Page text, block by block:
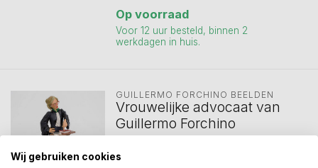
Op voorraad
Voor 12 uur besteld, binnen 2
werkdagen in huis.
GUILLERMO FORCHINO BEELDEN
Vrouwelijke advocaat van
Guillermo Forchino
Forchino is 18 x 17 x 42 cm. Gemaakt...
Wij gebruiken cookies